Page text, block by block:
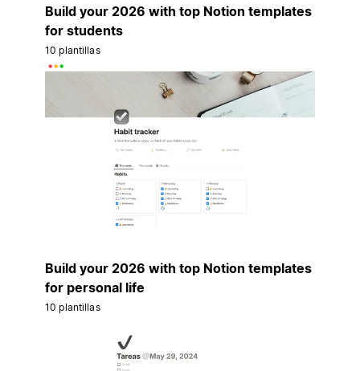
Build your 2026 with top Notion templates
for students
10 plantillas
Build your 2026 with top Notion templates
for personal life
10 plantillas